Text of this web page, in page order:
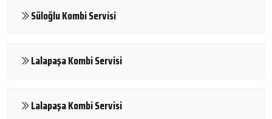
Süloğlu Kombi Servisi
Lalapaşa Kombi Servisi
Lalapaşa Kombi Servisi